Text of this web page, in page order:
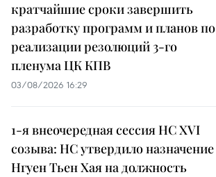
кратчайшие сроки завершить
разработку программ и планов по
реализации резолюций 3-го
пленума ЦК КПВ
03/08/2026 16:29
1-я внеочередная сессия НС XVI
созыва: НС утвердило назначение
Нгуен Тьен Хая на должность